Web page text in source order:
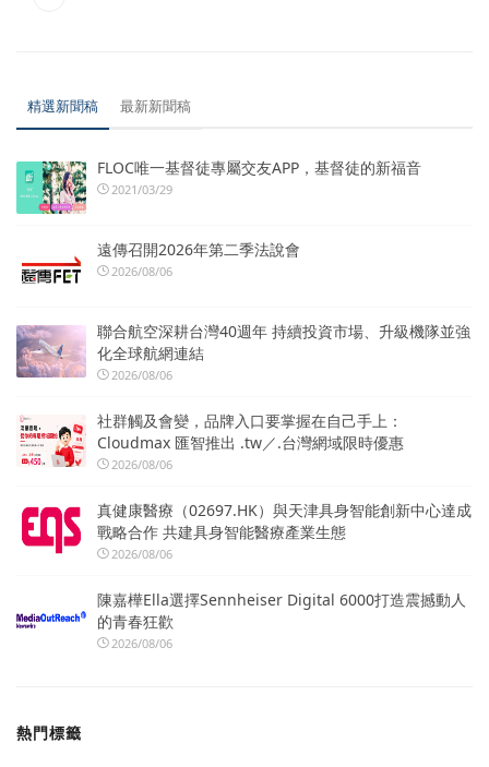
精選新聞稿 最新新聞稿
FLOC唯一基督徒專屬交友APP，基督徒的新福音
2021/03/29
遠傳召開2026年第二季法說會
2026/08/06
聯合航空深耕台灣40週年 持續投資市場、升級機隊並強
化全球航網連結
2026/08/06
社群觸及會變，品牌入口要掌握在自己手上：
Cloudmax 匯智推出 .tw／.台灣網域限時優惠
2026/08/06
真健康醫療（02697.HK）與天津具身智能創新中心達成
戰略合作 共建具身智能醫療產業生態
2026/08/06
陳嘉樺Ella選擇Sennheiser Digital 6000打造震撼動人
的青春狂歡
2026/08/06
熱門標籤